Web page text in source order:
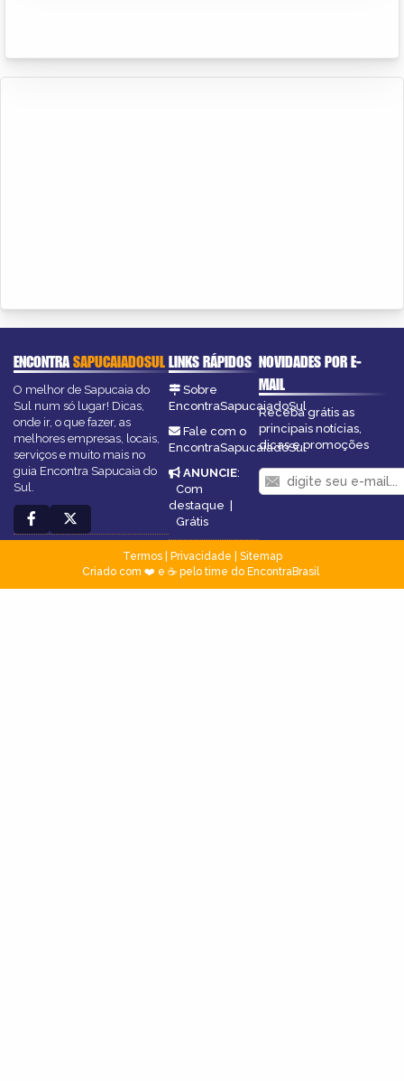
ENCONTRASAPUCAIADOSUL
O melhor de Sapucaia do
Sul num só lugar! Dicas,
onde ir, o que fazer, as
melhores empresas, locais,
serviços e muito mais no
guia Encontra Sapucaia do
Sul.
LINKS RÁPIDOS
Sobre
EncontraSapucaiadoSul
Fale com o
EncontraSapucaiadoSul
ANUNCIE:
Com
destaque |
Grátis
NOVIDADES POR E-
MAIL
Receba grátis as
principais notícias,
dicas e promoções
Termos| Privacidade
Sitemap
Criado com ❤️ e ☕ pelo time do EncontraBrasil